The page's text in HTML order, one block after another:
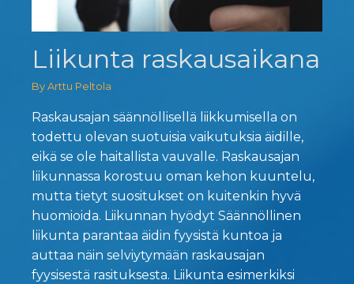
Liikunta raskausaikana
By Arttu Peltola
Raskausajan säännöllisellä liikkumisella on
todettu olevan suotuisia vaikutuksia äidille,
eikä se ole haitallista vauvalle. Raskausajan
liikunnassa korostuu oman kehon kuuntelu,
mutta tietyt suositukset on kuitenkin hyvä
huomioida. Liikunnan hyödyt Säännöllinen
liikunta parantaa äidin fyysistä kuntoa ja
auttaa näin selviytymään raskausajan
fyysisestä rasituksesta. Liikunta esimerkiksi